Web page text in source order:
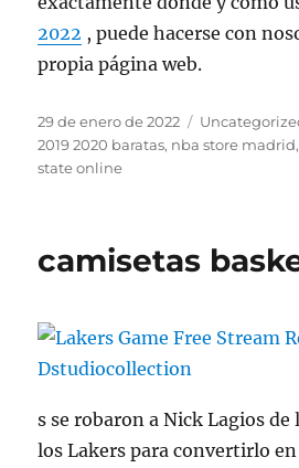
2022 , puede hacerse con
propia página web.
Publicado
el
29 de enero de 2022 Categorías
2019 2020 baratas, nba store madrid
state online
camisetas
s se robaron a Nick Lagios
los Lakers para convertirlo